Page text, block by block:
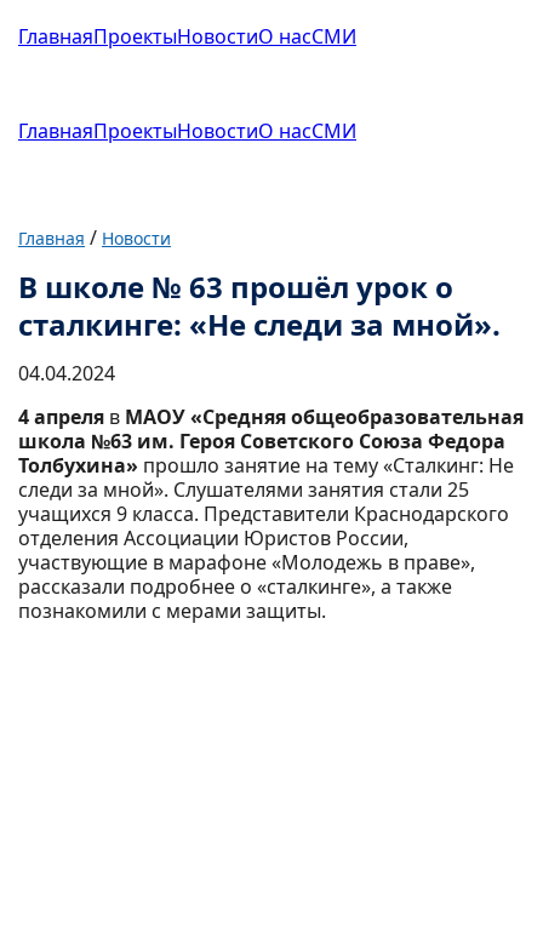
ГлавнаяПроектыНовостиО насСМИ
ГлавнаяПроектыНовостиО насСМИ
Главная / Новости
В школе № 63 прошёл урок о
сталкинге: «Не следи за мной».
04.04.2024
4 апреля в МАОУ «Средняя общеобразовательная
школа №63 им. Героя Советского Союза Федора
Толбухина» прошло занятие на тему «Сталкинг: Не
следи за мной». Слушателями занятия стали 25
учащихся 9 класса. Представители Краснодарского
отделения Ассоциации Юристов России,
участвующие в марафоне «Молодежь в праве»,
рассказали подробнее о «сталкинге», а также
познакомили с мерами защиты.